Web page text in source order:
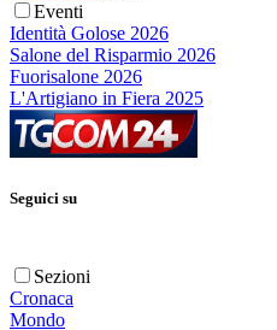
Eventi
Identità Golose 2026
Salone del Risparmio 2026
Fuorisalone 2026
L'Artigiano in Fiera 2025
Seguici su
Sezioni
Cronaca
Mondo